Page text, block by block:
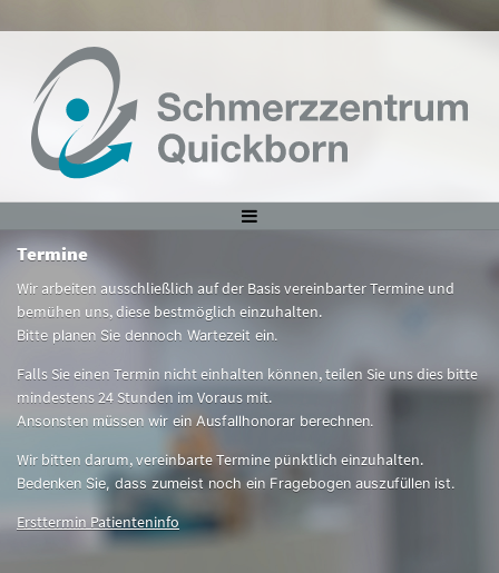
Termine
Wir arbeiten ausschließlich auf der Basis vereinbarter Termine und
bemühen uns, diese bestmöglich einzuhalten.
Bitte planen Sie dennoch Wartezeit ein.
Falls Sie einen Termin nicht einhalten können, teilen Sie uns dies bitte
mindestens 24 Stunden im Voraus mit.
Ansonsten müssen wir ein Ausfallhonorar berechnen.
Wir bitten darum, vereinbarte Termine pünktlich einzuhalten.
Bedenken Sie, dass zumeist noch ein Fragebogen auszufüllen ist.
Ersttermin Patienteninfo